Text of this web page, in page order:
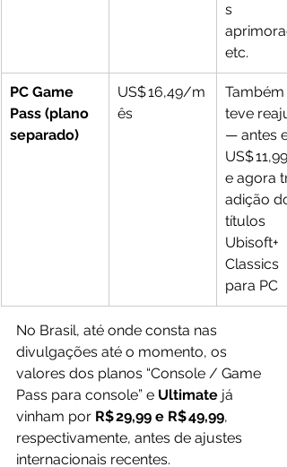
s
etc.
PC Game
Pass (plano
separado)
US$ 16,49/m
ês
Também
teve
— antes
US$
e agora
adição
títulos
Ubisoft+
Classics
para PC
No Brasil, até onde consta nas
divulgações até o momento, os
valores dos planos “Console / Game
Pass para console” e Ultimate já
vinham por R$ 29,99 e R$ 49,99,
respectivamente, antes de ajustes
internacionais recentes.